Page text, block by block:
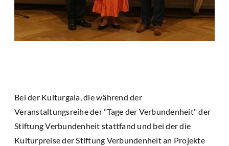
Bei der Kulturgala, die während der
Veranstaltungsreihe der "Tage der Verbundenheit" der
Stiftung Verbundenheit stattfand und bei der die
Kulturpreise der Stiftung Verbundenheit an Projekte